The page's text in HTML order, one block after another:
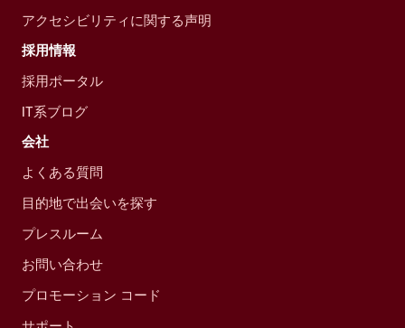
アクセシビリティに関する声明
採用情報
採用ポータル
IT系ブログ
会社
よくある質問
目的地で出会いを探す
プレスルーム
お問い合わせ
プロモーション コード